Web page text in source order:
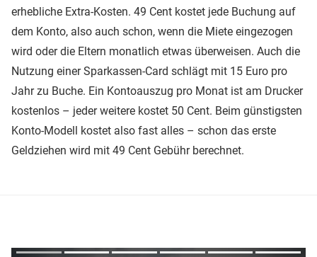
erhebliche Extra-Kosten. 49 Cent kostet jede Buchung auf
dem Konto, also auch schon, wenn die Miete eingezogen
wird oder die Eltern monatlich etwas überweisen. Auch die
Nutzung einer Sparkassen-Card schlägt mit 15 Euro pro
Jahr zu Buche. Ein Kontoauszug pro Monat ist am Drucker
kostenlos – jeder weitere kostet 50 Cent. Beim günstigsten
Konto-Modell kostet also fast alles – schon das erste
Geldziehen wird mit 49 Cent Gebühr berechnet.